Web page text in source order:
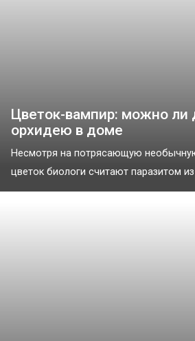
Цветок-вампир: можно ли
орхидею в доме
Несмотря на потрясающую
цветок биологи считают паразитом